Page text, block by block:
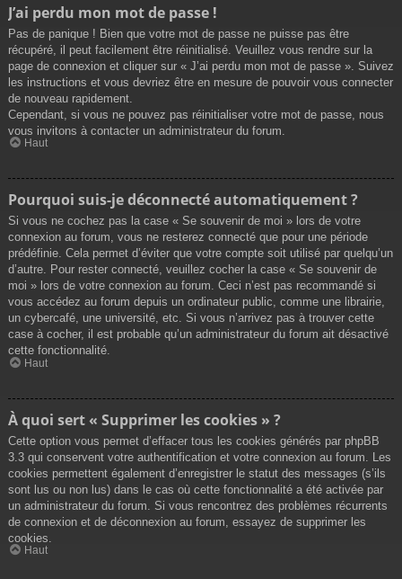
J’ai perdu mon mot de passe !
Pas de panique ! Bien que votre mot de passe ne puisse pas être
récupéré, il peut facilement être réinitialisé. Veuillez vous rendre sur la
page de connexion et cliquer sur « J’ai perdu mon mot de passe ». Suivez
les instructions et vous devriez être en mesure de pouvoir vous connecter
de nouveau rapidement.
Cependant, si vous ne pouvez pas réinitialiser votre mot de passe, nous
vous invitons à contacter un administrateur du forum.
Haut
Pourquoi suis-je déconnecté automatiquement ?
Si vous ne cochez pas la case « Se souvenir de moi » lors de votre
connexion au forum, vous ne resterez connecté que pour une période
prédéfinie. Cela permet d’éviter que votre compte soit utilisé par quelqu’un
d’autre. Pour rester connecté, veuillez cocher la case « Se souvenir de
moi » lors de votre connexion au forum. Ceci n’est pas recommandé si
vous accédez au forum depuis un ordinateur public, comme une librairie,
un cybercafé, une université, etc. Si vous n’arrivez pas à trouver cette
case à cocher, il est probable qu’un administrateur du forum ait désactivé
cette fonctionnalité.
Haut
À quoi sert « Supprimer les cookies » ?
Cette option vous permet d’effacer tous les cookies générés par phpBB
3.3 qui conservent votre authentification et votre connexion au forum. Les
cookies permettent également d’enregistrer le statut des messages (s’ils
sont lus ou non lus) dans le cas où cette fonctionnalité a été activée par
un administrateur du forum. Si vous rencontrez des problèmes récurrents
de connexion et de déconnexion au forum, essayez de supprimer les
cookies.
Haut